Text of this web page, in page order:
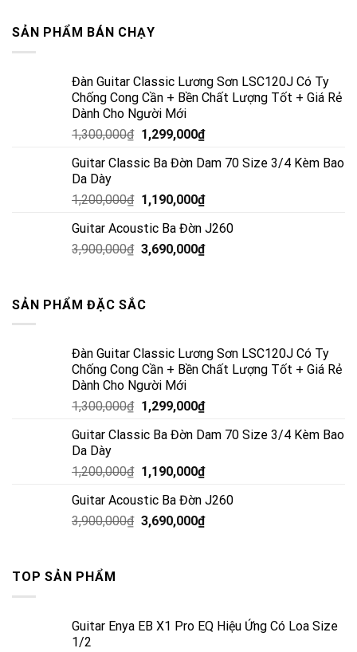
SẢN PHẨM BÁN CHẠY
Đàn Guitar Classic Lương Sơn LSC120J Có Ty
Chống Cong Cần + Bền Chất Lượng Tốt + Giá Rẻ
Dành Cho Người Mới
1,300,000₫ 1,299,000₫
Guitar Classic Ba Đờn Dam 70 Size 3/4 Kèm Bao
Da Dày
1,200,000₫ 1,190,000₫
Guitar Acoustic Ba Đờn J260
3,900,000₫ 3,690,000₫
SẢN PHẨM ĐẶC SẮC
Đàn Guitar Classic Lương Sơn LSC120J Có Ty
Chống Cong Cần + Bền Chất Lượng Tốt + Giá Rẻ
Dành Cho Người Mới
1,300,000₫ 1,299,000₫
Guitar Classic Ba Đờn Dam 70 Size 3/4 Kèm Bao
Da Dày
1,200,000₫ 1,190,000₫
Guitar Acoustic Ba Đờn J260
3,900,000₫ 3,690,000₫
TOP SẢN PHẨM
Guitar Enya EB X1 Pro EQ Hiệu Ứng Có Loa Size
1/2